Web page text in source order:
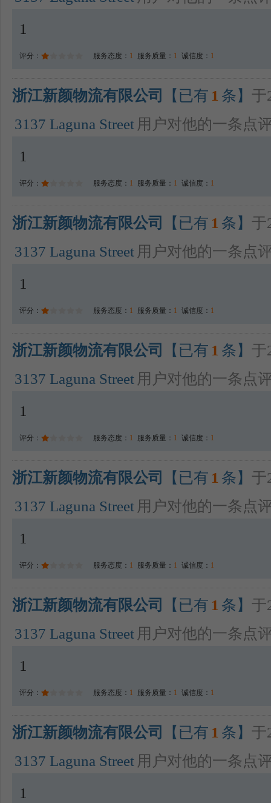
1
评分： 服务态度： 1 服务质量： 1 诚信度： 1
浙江新颜物流有限公司 【已有 1 条】 于
3137 Laguna Street 用户对他的一条点
1
评分： 服务态度： 1 服务质量： 1 诚信度： 1
浙江新颜物流有限公司 【已有 1 条】 于
3137 Laguna Street 用户对他的一条点
1
评分： 服务态度： 1 服务质量： 1 诚信度： 1
浙江新颜物流有限公司 【已有 1 条】 于
3137 Laguna Street 用户对他的一条点
1
评分： 服务态度： 1 服务质量： 1 诚信度： 1
浙江新颜物流有限公司 【已有 1 条】 于
3137 Laguna Street 用户对他的一条点
1
评分： 服务态度： 1 服务质量： 1 诚信度： 1
浙江新颜物流有限公司 【已有 1 条】 于
3137 Laguna Street 用户对他的一条点
1
评分： 服务态度： 1 服务质量： 1 诚信度： 1
浙江新颜物流有限公司 【已有 1 条】 于
3137 Laguna Street 用户对他的一条点
1